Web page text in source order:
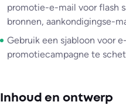
promotie-e-mail voor flash
bronnen, aankondigingse-
Gebruik een sjabloon voor
promotiecampagne te
Inhoud en ontwerp